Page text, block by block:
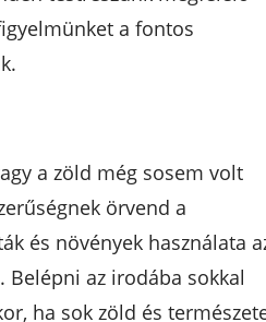
a fontos
a zöld még sosem volt
örvend a
és növények használata
az irodába sokkal
ha sok zöld és